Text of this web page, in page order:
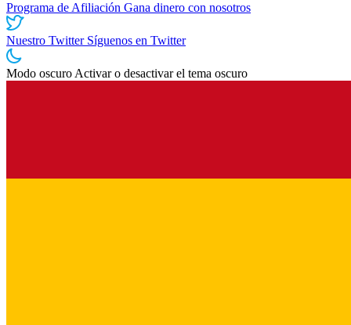
Programa de Afiliación Gana dinero con nosotros
Nuestro Twitter Síguenos en Twitter
Modo oscuro Activar o desactivar el tema oscuro